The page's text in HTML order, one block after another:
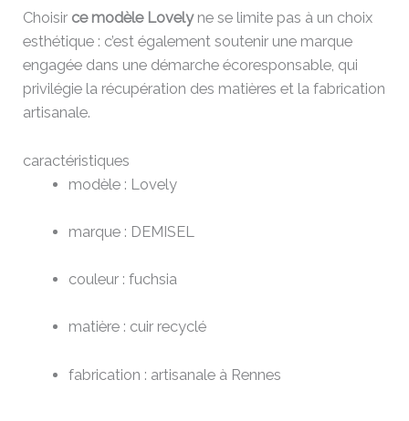
Choisir ce modèle Lovelyne se limite pas à un choix
esthétique : c’est également soutenir une marque
engagée dans une démarche écoresponsable, qui
privilégie la récupération des matières et la fabrication
artisanale.
caractéristiques
modèle : Lovely
marque : DEMISEL
couleur : fuchsia
matière : cuir recyclé
fabrication : artisanale à Rennes